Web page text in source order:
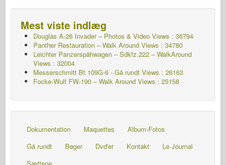
Mest viste indlæg
Douglas A-26 Invader – Photos & Video Views : 36794
Panther Restauration – Walk Around Views : 34780
Leichter Panzerspähwagen – Sdkfz.222 – WalkAround
Views : 32004
Messerschmitt Bf 109G-6 - Gå rundt Views : 26163
Focke-Wulf FW-190 – Walk Around Views : 25158
Dokumentation Maquettes
Album-Fotos
Gå rundt
Bøger Dvd'er Kontakt
Le Journal